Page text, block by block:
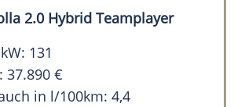
2.0 Hybrid Teamplayer
131
37.890 €
in l/100km: 4,4